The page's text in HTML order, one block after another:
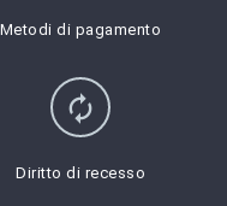
Metodi di pagamento
autorenew
Diritto di recesso